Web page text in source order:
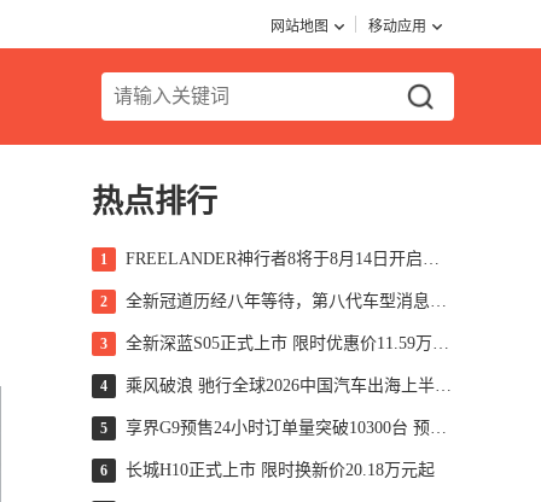
网站地图 移动应用
热点排行
1 FREELANDER神行者8将于8月14日开启预售 标配华为ADS 5
2 全新冠道历经八年等待，第八代车型消息浮出水面，轴距扩展至 2920 毫米，搭载 2.0T 引擎匹配 10AT 变速箱，这款车型是否依然值得关注？
3 全新深蓝S05正式上市 限时优惠价11.59万元起
4 乘风破浪 驰行全球2026中国汽车出海上半年洞察报告
5 享界G9预售24小时订单量突破10300台 预售价43.98万元起
6 长城H10正式上市 限时换新价20.18万元起